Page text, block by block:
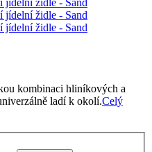
kombinaci hliníkových a
ladí k okolí.Celý